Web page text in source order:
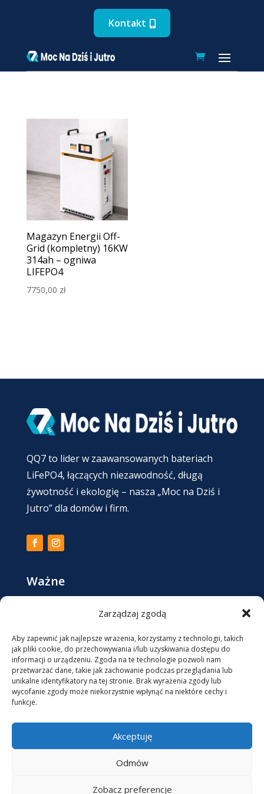
Zarządzaj zgodą
Aby zapewnić jak najlepsze wrażenia, korzystamy z technologii, takich
jak pliki cookie, do przechowywania i/lub uzyskiwania dostępu do
informacji o urządzeniu. Zgoda na te technologie pozwoli nam
przetwarzać dane, takie jak zachowanie podczas przeglądania lub
unikalne identyfikatory na tej stronie. Brak wyrażenia zgody lub
wycofanie zgody może niekorzystnie wpłynąć na niektóre cechy i
funkcje.
Akceptuję
Odmów
Zobacz preferencje
Kontakt
Magazyn Energii Off-
Grid (kompletny) 16KW
314ah – ogniwa
LIFEPO4
7750,00 zł
QQ7 to lider w zaawansowanych bateriach
LiFePO4, łączących niezawodność, długą
żywotność i ekologię – nasza „Moc na Dziś i
Jutro” dla domów i firm.
Ważne
Regulamin Sklepu / Formularz zwrotu
Kontakt
 +48 513078509
 biuro@qq7.pl